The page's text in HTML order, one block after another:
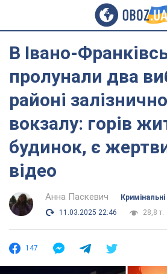
В Івано-
пролунали два
районі
вокзалу: горів
будинок, є
відео
Анна Паскевич
11.03.2025 22:46
28,8 т.
147